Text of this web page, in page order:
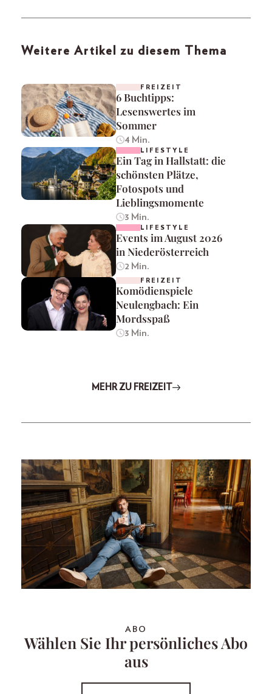
Weitere Artikel zu diesem Thema
FREIZEIT
6 Buchtipps:
Lesenswertes im
Sommer
4 Min.
LIFESTYLE
Ein Tag in Hallstatt: die
schönsten Plätze,
Fotospots und
Lieblingsmomente
3 Min.
LIFESTYLE
Events im August 2026
in Niederösterreich
2 Min.
FREIZEIT
Komödienspiele
Neulengbach: Ein
Mordsspaß
3 Min.
MEHR ZU FREIZEIT
ABO
Wählen Sie Ihr persönliches Abo
aus